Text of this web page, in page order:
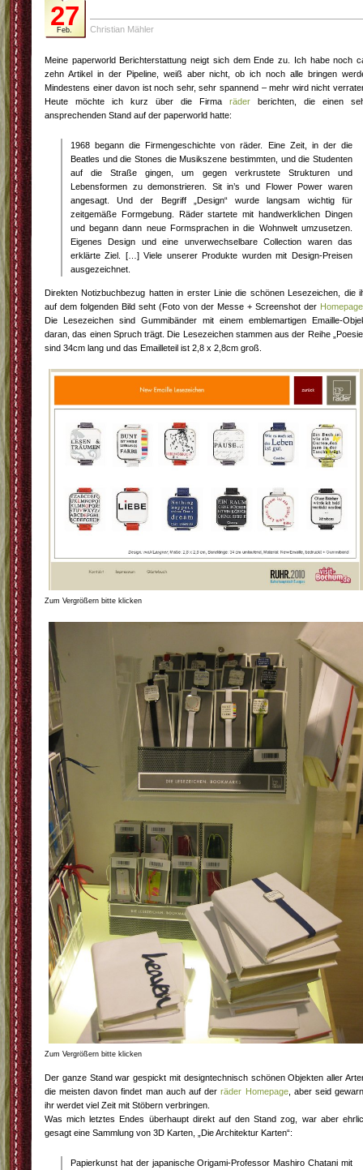
27
Feb. Christian Mähler
Meine paperworld Berichterstattung neigt sich dem Ende zu. Ich habe noch
zehn Artikel in der Pipeline, weiß aber nicht, ob ich noch alle bringen
Mindestens einer davon ist noch sehr, sehr spannend – mehr wird nicht
Heute möchte ich kurz über die Firma räder berichten, die einen
ansprechenden Stand auf der paperworld hatte:
1968 begann die Firmengeschichte von räder. Eine Zeit, in der die
Beatles und die Stones die Musikszene bestimmten, und die Studenten
auf die Straße gingen, um gegen verkrustete Strukturen und
Lebensformen zu demonstrieren. Sit in’s und Flower Power waren
angesagt. Und der Begriff „Design“ wurde langsam wichtig für
zeitgemäße Formgebung. Räder startete mit handwerklichen Dingen
und begann dann neue Formsprachen in die Wohnwelt umzusetzen.
Eigenes Design und eine unverwechselbare Collection waren das
erklärte Ziel. […] Viele unserer Produkte wurden mit Design-Preisen
ausgezeichnet.
Direkten Notizbuchbezug hatten in erster Linie die schönen Lesezeichen, die
auf dem folgenden Bild seht (Foto von der Messe + Screenshot der Homepage
Die Lesezeichen sind Gummibänder mit einem emblemartigen Emaille-
daran, das einen Spruch trägt. Die Lesezeichen stammen aus der Reihe
sind 34cm lang und das Emailleteil ist 2,8 x 2,8cm groß.
Zum Vergrößern bitte klicken
Zum Vergrößern bitte klicken
Der ganze Stand war gespickt mit designtechnisch schönen Objekten aller
die meisten davon findet man auch auf derräder Homepage, aber seid
ihr werdet viel Zeit mit Stöbern verbringen.
Was mich letztes Endes überhaupt direkt auf den Stand zog, war aber
gesagt eine Sammlung von 3D Karten, „Die Architektur Karten“:
Papierkunst hat der japanische Origami-Professor Mashiro Chatani mit